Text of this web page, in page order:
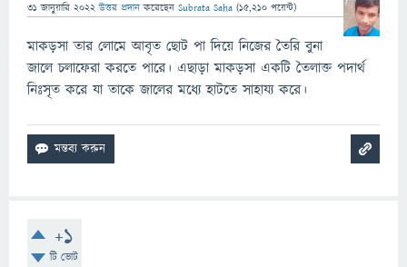
31 জানুয়ারি 2022 উত্তর প্রদান করেছেন Subrata Saha (15,210 পয়েন্ট)
মাকড়সা তার লোমে আবৃত ছোট পা দিয়ে নিজের তৈরি বুনা
জালে চলাফেরা করতে পারে। এছাড়া মাকড়সা একটি তৈলাক্ত পদার্থ
নিঃসৃত করে যা তাকে জালের মধ্যে হাটতে সাহায্য করে।
+1
টি ভোট